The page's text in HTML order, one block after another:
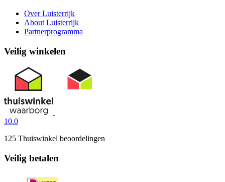
Over Luisterrijk
About Luisterrijk
Partnerprogramma
Veilig winkelen
10.0
125 Thuiswinkel beoordelingen
Veilig betalen